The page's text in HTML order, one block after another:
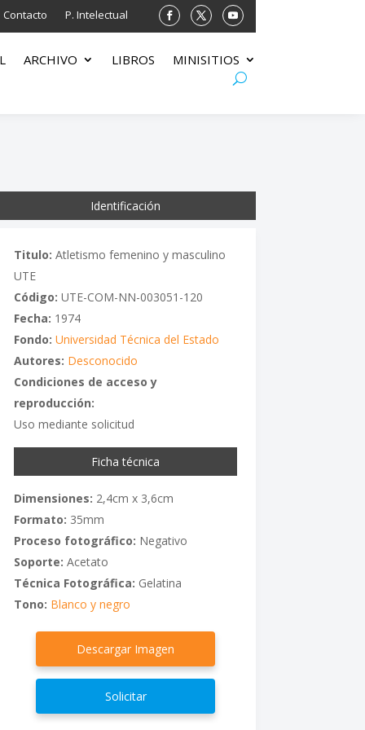
Contacto P. Intelectual
ARCHIVO LIBROS MINISITIOS
Identificación
Titulo: Atletismo femenino y masculino
UTE
Código: UTE-COM-NN-003051-120
Fecha: 1974
Fondo: Universidad Técnica del Estado
Autores: Desconocido
Condiciones de acceso y
reproducción:
Uso mediante solicitud
Ficha técnica
Dimensiones: 2,4cm x 3,6cm
Formato: 35mm
Proceso fotográfico: Negativo
Soporte: Acetato
Técnica Fotográfica: Gelatina
Tono: Blanco y negro
Descargar Imagen
Solicitar